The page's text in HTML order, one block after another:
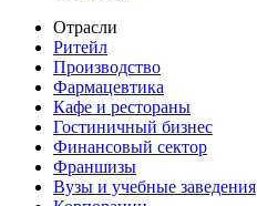
Отрасли
Ритейл
Производство
Фармацевтика
Кафе и рестораны
Гостиничный бизнес
Финансовый сектор
Франшизы
Вузы и учебные заведения